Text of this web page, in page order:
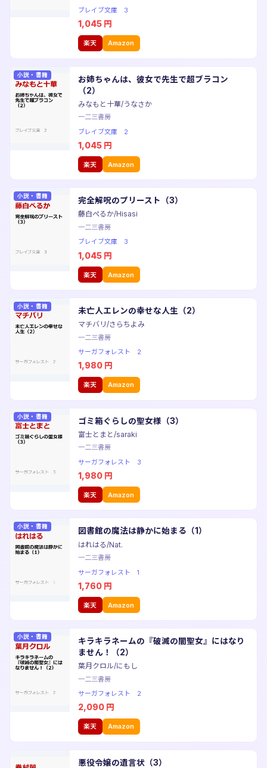
ブレイブ文庫 3
1,045 円
楽天 Amazon
小説・書籍
お姉ちゃんは、彼女で先生で超ブラコン
（2）
みなもと十華/うなさか
一二三書房
ブレイブ文庫 2
1,045 円
楽天 Amazon
小説・書籍 完全解呪のプリースト（3）
藤白ぺるか/Hisasi
一二三書房
ブレイブ文庫 3
1,045 円
楽天 Amazon
小説・書籍 未亡人エレンの幸せな人生（2）
マチバリ/さらちよみ
一二三書房
サーガフォレスト 2
1,980 円
楽天 Amazon
小説・書籍 ゴミ箱ぐらしの聖女様（3）
富士とまと/saraki
一二三書房
サーガフォレスト 3
1,980 円
楽天 Amazon
小説・書籍 図書館の魔法は静かに始まる（1）
はれはる/Nat.
一二三書房
サーガフォレスト 1
1,760 円
楽天 Amazon
小説・書籍
キラキラネームの『破滅の闇聖女』にはなり
ません！（2）
葉月クロル/にもし
一二三書房
サーガフォレスト 2
2,090 円
楽天 Amazon
悪役令嬢の遺言状（3）